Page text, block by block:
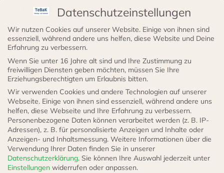
Beschreibung
Einfüllstutzen / Tankstutzen D 40/20
Nennmaß / Innenmaß : 40 mm
Außenmaß : 58 mm
Höhe : 20 mm
Niro
Werkstoff : 1.4301
Passend für 40 mm Tankdeckel /
Ölverschlußdeckel z. B. : T64 ; T21 ; T58
Datenschutzeinstellungen
Wir nutzen Cookies auf unserer Website. Einige von ihnen sind
essenziell, während andere uns helfen, diese Website und Deine
Erfahrung zu verbessern.
Wenn Sie unter 16 Jahre alt sind und Ihre Zustimmung zu
freiwilligen Diensten geben möchten, müssen Sie Ihre
Erziehungsberechtigten um Erlaubnis bitten.
Wir verwenden Cookies und andere Technologien auf unserer
Webseite. Einige von ihnen sind essenziell, während andere uns
helfen, diese Webseite und Ihre Erfahrung zu verbessern.
Personenbezogene Daten können verarbeitet werden (z. B. IP-
Adressen), z. B. für personalisierte Anzeigen und Inhalte oder
Anzeigen- und Inhaltsmessung. Weitere Informationen über die
Verwendung Ihrer Daten finden Sie in unserer
Datenschutzerklärung. Sie können Ihre Auswahl jederzeit unter
Einstellungen widerrufen oder anpassen.